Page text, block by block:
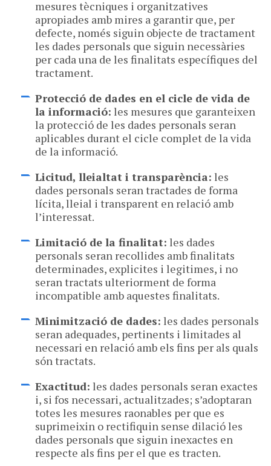
mesures tècniques i organitzatives
apropiades amb mires a garantir que, per
defecte, només siguin objecte de tractament
les dades personals que siguin necessàries
per cada una de les finalitats específiques del
tractament.
Protecció de dades en el cicle de vida de
la informació: les mesures que garanteixen
la protecció de les dades personals seran
aplicables durant el cicle complet de la vida
de la informació.
Licitud, lleialtat i transparència: les
dades personals seran tractades de forma
lícita, lleial i transparent en relació amb
l’interessat.
Limitació de la finalitat: les dades
personals seran recollides amb finalitats
determinades, explicites i legitimes, i no
seran tractats ulteriorment de forma
incompatible amb aquestes finalitats.
Minimització de dades: les dades personals
seran adequades, pertinents i limitades al
necessari en relació amb els fins per als quals
són tractats.
Exactitud: les dades personals seran exactes
i, si fos necessari, actualitzades; s’adoptaran
totes les mesures raonables per que es
suprimeixin o rectifiquin sense dilació les
dades personals que siguin inexactes en
respecte als fins per el que es tracten.